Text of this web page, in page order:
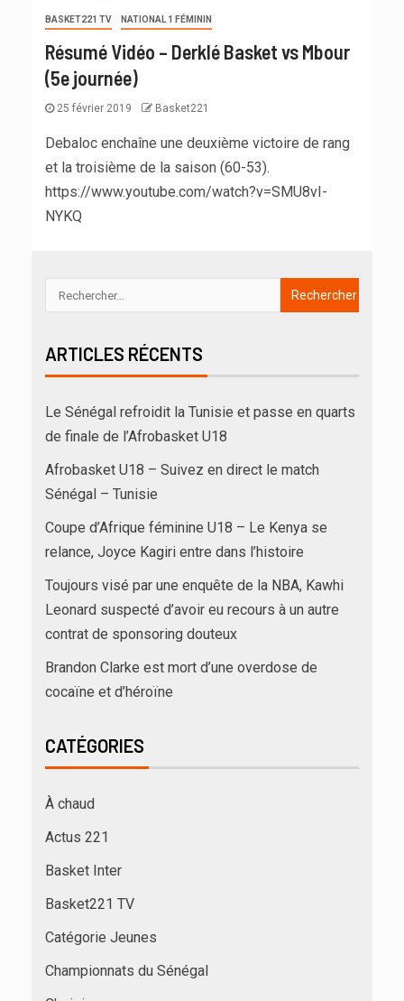
BASKET221 TV NATIONAL 1 FÉMININ
Résumé Vidéo – Derklé Basket vs Mbour
(5e journée)
25 février 2019 Basket221
Debaloc enchaîne une deuxième victoire de rang
et la troisième de la saison (60-53).
https://www.youtube.com/watch?v=SMU8vI-
NYKQ
ARTICLES RÉCENTS
Le Sénégal refroidit la Tunisie et passe en quarts
de finale de l’Afrobasket U18
Afrobasket U18 – Suivez en direct le match
Sénégal – Tunisie
Coupe d’Afrique féminine U18 – Le Kenya se
relance, Joyce Kagiri entre dans l’histoire
Toujours visé par une enquête de la NBA, Kawhi
Leonard suspecté d’avoir eu recours à un autre
contrat de sponsoring douteux
Brandon Clarke est mort d’une overdose de
cocaïne et d’héroïne
CATÉGORIES
À chaud
Actus 221
Basket Inter
Basket221 TV
Catégorie Jeunes
Championnats du Sénégal